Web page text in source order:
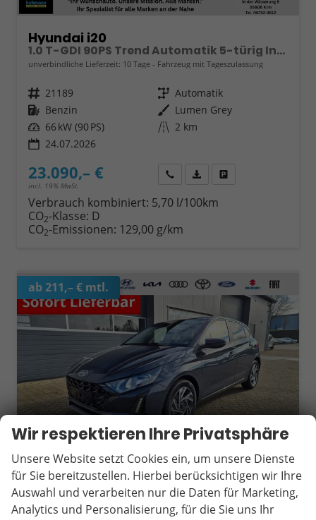
Hyundai i20
1.0 T-GDI 90PS Trend Automatik 5-türig Innenraumkamera 2xKeyless Klimaautomatik Sitzheizung Lenkradheizung Navi Rückf.Kamera PDC Apple CarPlay Android Auto Tempomat Touchscreen 16"LM
unverbindliche Lieferzeit: 10 Tage Fahrzeug mit Tageszulassung
Fahrzeugnr. 21189 Getriebe Automatik
Kraftstoff Benzin Außenfarbe Lumen Grey
Leistung 66 kW (90 PS) Kilometerstand 2 km
24.07.2026
23.090,– €
incl. 19% MwSt.
Wir rufen Sie anFahrzeugexposé (PDF)
Verbrauch kombiniert: 5,70 l/100km
CO2-Klasse: D
CO2-Emissionen: 129,00 g/km
ab 211,– € mtl.
Hyundai i20
Wir respektieren Ihre Privatsphäre
Unsere Website setzt Cookies ein, um unsere Dienste
für Sie bereitzustellen. Hierbei berücksichtigen wir Ihre
Auswahl und verarbeiten nur die Daten für Marketing,
Analytics und Personalisierung, für die Sie uns Ihr